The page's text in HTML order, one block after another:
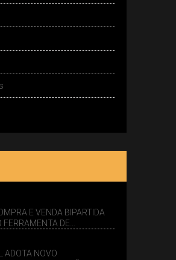
E VENDA BIPARTIDA
FERRAMENTA DE
ADOTA NOVO